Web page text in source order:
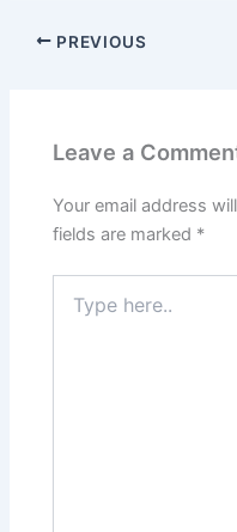
PREVIOUS
Leave a
Your email address
fields are marked *
here..